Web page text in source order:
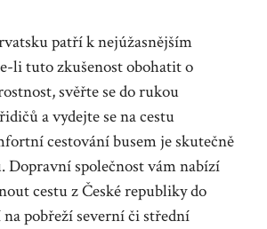
patří k nejúžasnějším
li tuto zkušenost obohatit o
svěřte se do rukou
a vydejte se na cestu
cestování busem je skutečně
Dopravní společnost vám nabízí
cestu z České republiky do
pobřežíseverní či střední